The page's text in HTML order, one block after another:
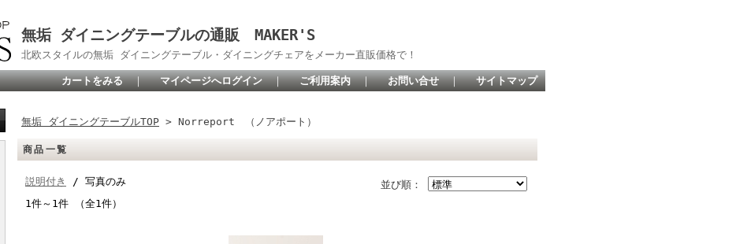
無垢 ダイニングテーブルの通販 MAKER'S
北欧スタイルの無垢 ダイニングテーブル・ダイニングチェアをメーカー直販価格で！
カートをみる ｜ マイページへログイン ｜ ご利用案内 ｜ お問い合せ ｜ サイトマップ
無垢 ダイニングテーブルTOP > Norreport （ノアポート）
商品一覧
並び順：
説明付き
/ 写真のみ
1件～1件 （全1件）